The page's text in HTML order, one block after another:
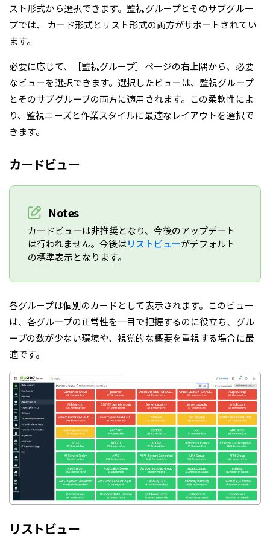
スト形式から選択できます。監視グループとそのサブグルー
プでは、 カード形式とリスト形式の両方がサポートされてい
ます。
必要に応じて、［監視グループ］ページの右上隅から、必要
なビューを選択できます。選択したビューは、監視グループ
とそのサブグループの両方に適用されます。この柔軟性によ
り、監視ニーズと作業スタイルに最適なレイアウトを選択で
きます。
カードビュー
Notes
カードビューは非推奨となり、今後のアップデート
は行われません。今後はリストビューがデフォルト
の標準表示となります。
各グループは個別のカードとして表示されます。このビュー
は、各グループの正常性を一目で把握するのに役立ち、グル
ープの数が少ない環境や、視覚的な概要を重視する場合に最
適です。
リストビュー